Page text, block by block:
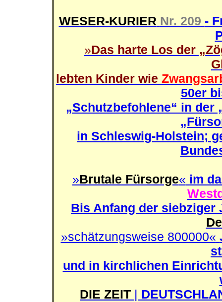
WESER-KURIER Nr. 209 -
»Das harte Los der
lebten Kinder wie
50er
„Schutzbefohlene“ in
in Schleswig-Holstein;
»Brutale Fürsorge« im
Bis Anfang der siebziger
»schätzungsweise 800000«
und in kirchlichen
DIE ZEIT |